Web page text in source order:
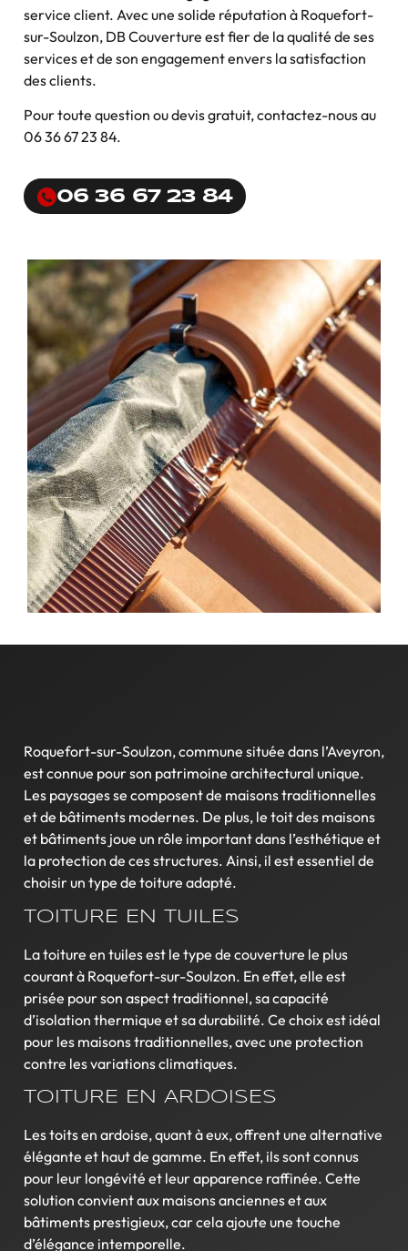
service client. Avec une solide réputation à Roquefort-
sur-Soulzon, DB Couverture est fier de la qualité de ses
services et de son engagement envers la satisfaction
des clients.
Pour toute question ou devis gratuit, contactez-nous au
06 36 67 23 84.
06 36 67 23 84
Roquefort-sur-Soulzon, commune située dans l’Aveyron,
est connue pour son patrimoine architectural unique.
Les paysages se composent de maisons traditionnelles
et de bâtiments modernes. De plus, le toit des maisons
et bâtiments joue un rôle important dans l’esthétique et
la protection de ces structures. Ainsi, il est essentiel de
choisir un type de toiture adapté.
TOITURE EN TUILES
La toiture en tuiles est le type de couverture le plus
courant à Roquefort-sur-Soulzon. En effet, elle est
prisée pour son aspect traditionnel, sa capacité
d’isolation thermique et sa durabilité. Ce choix est idéal
pour les maisons traditionnelles, avec une protection
contre les variations climatiques.
TOITURE EN ARDOISES
Les toits en ardoise, quant à eux, offrent une alternative
élégante et haut de gamme. En effet, ils sont connus
pour leur longévité et leur apparence raffinée. Cette
solution convient aux maisons anciennes et aux
bâtiments prestigieux, car cela ajoute une touche
d’élégance intemporelle.